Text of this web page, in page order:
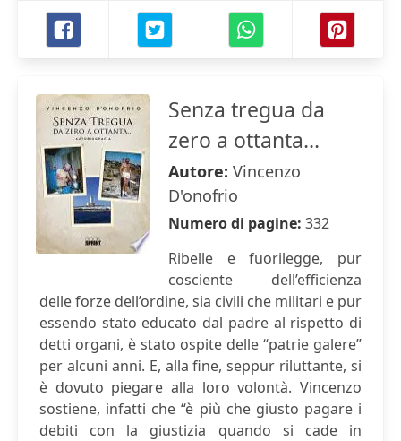
Senza tregua da
zero a ottanta...
Autore: Vincenzo
D'onofrio
Numero di pagine: 332
Ribelle e fuorilegge, pur
cosciente dell’efficienza
delle forze dell’ordine, sia civili che militari e pur
essendo stato educato dal padre al rispetto di
detti organi, è stato ospite delle “patrie galere”
per alcuni anni. E, alla fine, seppur riluttante, si
è dovuto piegare alla loro volontà. Vincenzo
sostiene, infatti che “è più che giusto pagare i
debiti con la giustizia quando si cade in